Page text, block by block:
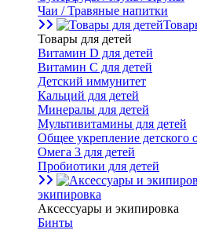
Чаи / Травяные напитки
Товары для детей
Витамин D для детей
Витамин С для детей
Детский иммунитет
Кальций для детей
Минералы для детей
Мультивитамины для детей
Общее укрепление детского
Омега 3 для детей
Пробиотики для детей
экипировка
Аксессуары и экипировка
Бинты